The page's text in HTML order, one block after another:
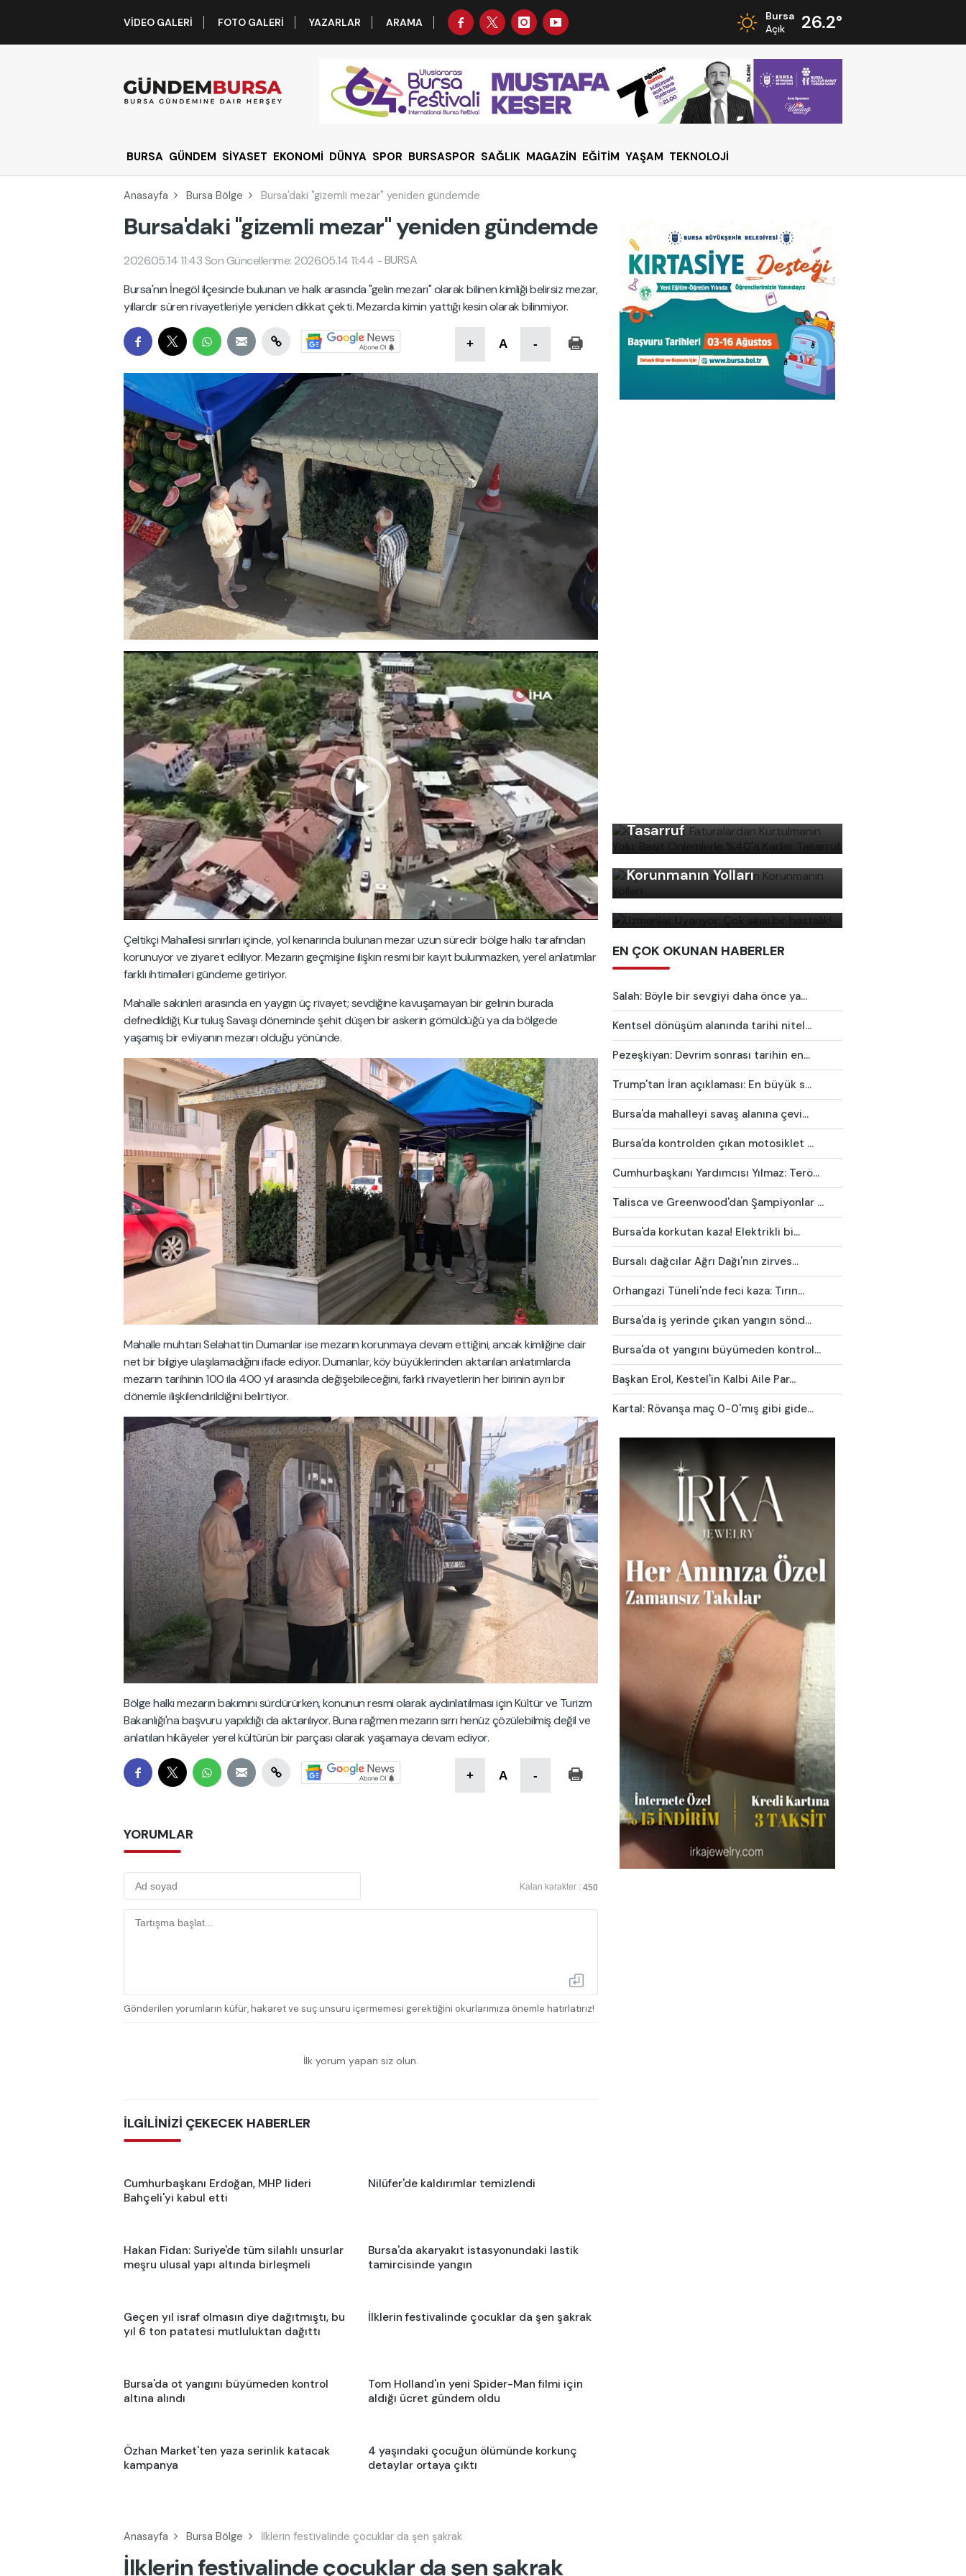
VIDEO GALERI FOTO GALERI YAZARLAR ARAMA
Bursa
Açık
26.2°
BURSA GÜNDEM SİYASET EKONOMİ DÜNYA SPOR BURSASPOR SAĞLIK MAGAZİN EĞİTİM YAŞAM TEKNOLOJİ
Anasayfa Bursa Bölge Bursa'daki "gizemli mezar" yeniden gündemde
Bursa'daki "gizemli mezar" yeniden gündemde
2026.05.14 11:43 Son Güncellenme: 2026.05.14 11:44 -BURSA
Bursa'nın İnegöl ilçesinde bulunan ve halk arasında "gelin mezarı" olarak bilinen kimliği belirsiz mezar,
yıllardır süren rivayetleriyle yeniden dikkat çekti. Mezarda kimin yattığı kesin olarak bilinmiyor.
+ A -
Çeltikçi Mahallesi sınırları içinde, yol kenarında bulunan mezar uzun süredir bölge halkı tarafından
korunuyor ve ziyaret ediliyor. Mezarın geçmişine ilişkin resmi bir kayıt bulunmazken, yerel anlatımlar
farklı ihtimalleri gündeme getiriyor.
Mahalle sakinleri arasında en yaygın üç rivayet; sevdiğine kavuşamayan bir gelinin burada
defnedildiği, Kurtuluş Savaşı döneminde şehit düşen bir askerin gömüldüğü ya da bölgede
yaşamış bir evliyanın mezarı olduğu yönünde.
Mahalle muhtarı Selahattin Dumanlar ise mezarın korunmaya devam ettiğini, ancak kimliğine dair
net bir bilgiye ulaşılamadığını ifade ediyor. Dumanlar, köy büyüklerinden aktarılan anlatımlarda
mezarın tarihinin 100 ila 400 yıl arasında değişebileceğini, farklı rivayetlerin her birinin ayrı bir
dönemle ilişkilendirildiğini belirtiyor.
Bölge halkı mezarın bakımını sürdürürken, konunun resmi olarak aydınlatılması için Kültür ve Turizm
Bakanlığı'na başvuru yapıldığı da aktarılıyor. Buna rağmen mezarın sırrı henüz çözülebilmiş değil ve
anlatılan hikâyeler yerel kültürün bir parçası olarak yaşamaya devam ediyor.
+ A -
YORUMLAR
Kalan karakter : 450
Gönderilen yorumların küfür, hakaret ve suç unsuru içermemesi gerektiğini okurlarımıza önemle hatırlatırız!
İlk yorum yapan siz olun.
İLGİLİNİZİ ÇEKECEK HABERLER
Cumhurbaşkanı Erdoğan, MHP lideri
Bahçeli'yi kabul etti
Nilüfer'de kaldırımlar temizlendi
Hakan Fidan: Suriye'de tüm silahlı unsurlar
meşru ulusal yapı altında birleşmeli
Bursa'da akaryakıt istasyonundaki lastik
tamircisinde yangın
Geçen yıl israf olmasın diye dağıtmıştı, bu
yıl 6 ton patatesi mutluluktan dağıttı
İlklerin festivalinde çocuklar da şen şakrak
Bursa'da ot yangını büyümeden kontrol
altına alındı
Tom Holland'ın yeni Spider-Man filmi için
aldığı ücret gündem oldu
Özhan Market'ten yaza serinlik katacak
kampanya
4 yaşındaki çocuğun ölümünde korkunç
detaylar ortaya çıktı
Tasarruf
Kış Gelirken Hastalıklardan
Korunmanın Yolları
Uzmanlar Uyarıyor: Çok sinsi
bir hastalık!
EN ÇOK OKUNAN HABERLER
Salah: Böyle bir sevgiyi daha önce ya...
Kentsel dönüşüm alanında tarihi nitel...
Pezeşkiyan: Devrim sonrası tarihin en...
Trump'tan İran açıklaması: En büyük s...
Bursa'da mahalleyi savaş alanına çevi...
Bursa'da kontrolden çıkan motosiklet ...
Cumhurbaşkanı Yardımcısı Yılmaz: Terö...
Talisca ve Greenwood'dan Şampiyonlar ...
Bursa'da korkutan kaza! Elektrikli bi...
Bursalı dağcılar Ağrı Dağı'nın zirves...
Orhangazi Tüneli'nde feci kaza: Tırın...
Bursa'da iş yerinde çıkan yangın sönd...
Bursa'da ot yangını büyümeden kontrol...
Başkan Erol, Kestel'in Kalbi Aile Par...
Kartal: Rövanşa maç 0-0'mış gibi gide...
Anasayfa Bursa Bölge İlklerin festivalinde çocuklar da şen şakrak
İlklerin festivalinde çocuklar da şen şakrak